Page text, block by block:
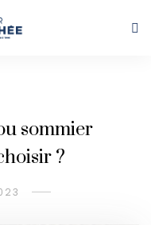
sommier
?